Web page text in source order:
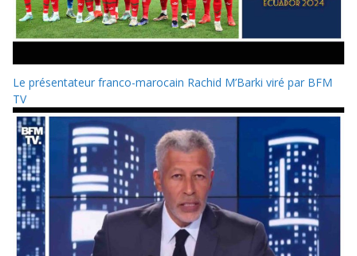
Le présentateur franco-marocain Rachid M’Barki viré par BFM
TV